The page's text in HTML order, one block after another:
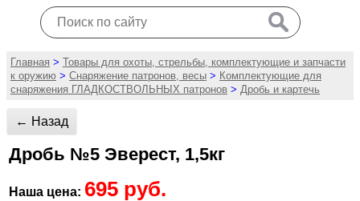
Главная > Товары для охоты, стрельбы, комплектующие и запчасти
к оружию > Снаряжение патронов, весы > Комплектующие для
снаряжения ГЛАДКОСТВОЛЬНЫХ патронов > Дробь и картечь
← Назад
Дробь №5 Эверест, 1,5кг
Наша цена: 695 руб.